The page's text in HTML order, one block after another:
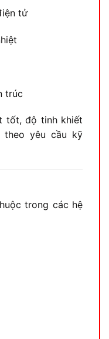
tử
trúc
tốt, độ tinh khiết
yêu cầu kỹ
trong các hệ